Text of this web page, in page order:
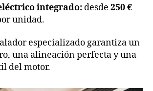
integrado: desde 250 €
unidad.
especializado garantiza un
una alineación perfecta y una
del motor.